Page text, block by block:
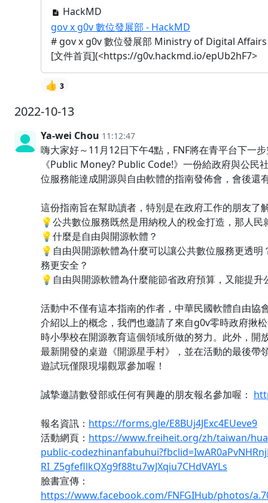
HackMD
gov x g0v 數位發展部 - HackMD
# gov x g0v 數位發展部 Ministry of Digital
[文件首頁](<https://g0v.hackmd.io/epUb2hF7>
👍 3
2022-10-13
Ya-wei Chou 11:12:47
嗨大家好～11月12日下午4點，FNF將在青平台下一
《Public Money? Public Code!》一份給政府與公民
位服務能達成開源與自由軟體的指南發佈會，會後還
這份指南旨在幫助讀者，特別是在政府工作的朋友了
💡公共數位服務既然是用納稅人的稅金打造，那人
💡什麼是自由與開源軟體？
💡自由與開源軟體為什麼可以讓公共數位服務更透
務更安全？
💡自由與開源軟體為什麼能節省政府預算，又能提升
活動中不僅有這本指南的作者，中華民國軟體自由協
介紹以上的概念，我們也邀請了來自g0v零時政府揪
時小學校在開源教育這個領域所做的努力。此外，開
最新開發的桌遊《開源星手村》，並在活動的最後帶
遊試玩僅限現場觀眾參加喔！
誠摯邀請數發部或任何有興趣的朋友報名參加喔：
報名資訊： https://forms.gle/E8BUj4JExc4EUeve9
活動網頁： https://www.freiheit.org/zh/taiwan/
public-
RI_Z5gfefllkQXg9f88tu7wJXqiu7CHdVAYLs
臉書宣傳：
https://www.facebook.com/FNFGIHub/photos/